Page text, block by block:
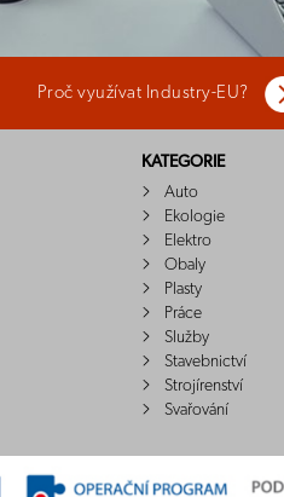
Proč využívat Industry-EU?
KATEGORIE
Auto
Ekologie
Elektro
Obaly
Plasty
Práce
Služby
Stavebnictví
Strojírenství
Svařování